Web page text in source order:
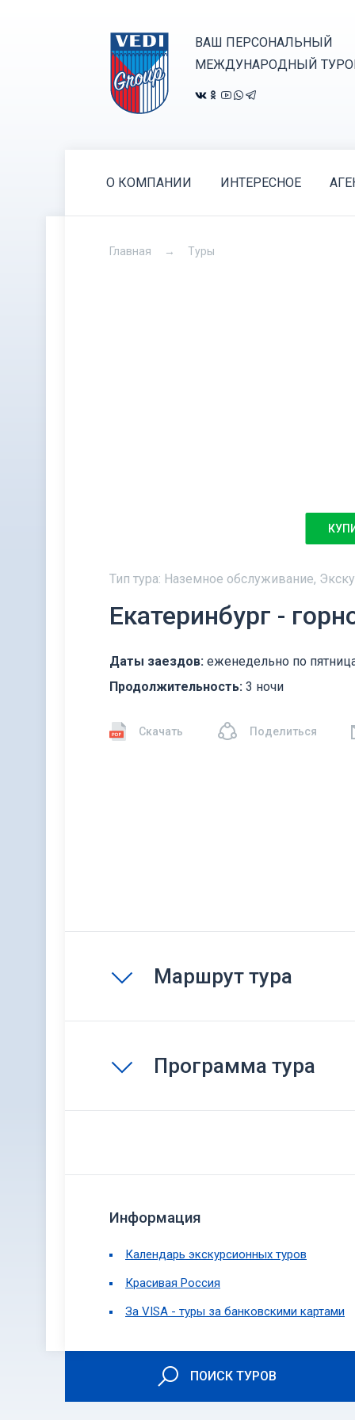
ВАШ ПЕРСОНАЛЬНЫЙ
МЕЖДУНАРОДНЫЙ
О КОМПАНИИ ИНТЕРЕСНОЕ
Главная Туры
Тип тура: Наземное обслуживание,
Екатеринбург -
Даты заездов: еженедельно по
Продолжительность: 3 ночи
Скачать Поделиться
Маршрут тура
Программа тура
Информация
Календарь экскурсионных туров
Красивая Россия
За VISA - туры за банковскими картами
ПОИСК ТУРОВ